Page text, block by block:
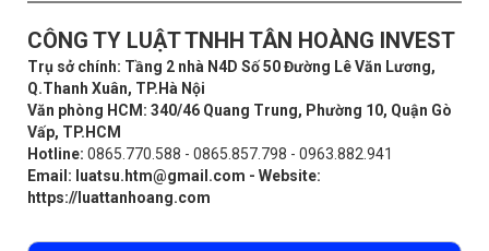
CÔNG TY LUẬT TNHH TÂN HOÀNG INVEST
Trụ sở chính: Tầng 2 nhà N4D Số 50 Đường Lê Văn Lương,
Q.Thanh Xuân, TP.Hà Nội
Văn phòng HCM: 340/46 Quang Trung, Phường 10, Quận Gò
Vấp, TP.HCM
Hotline: 0865.770.588 - 0865.857.798 - 0963.882.941
Email: luatsu.htm@gmail.com - Website:
https://luattanhoang.com